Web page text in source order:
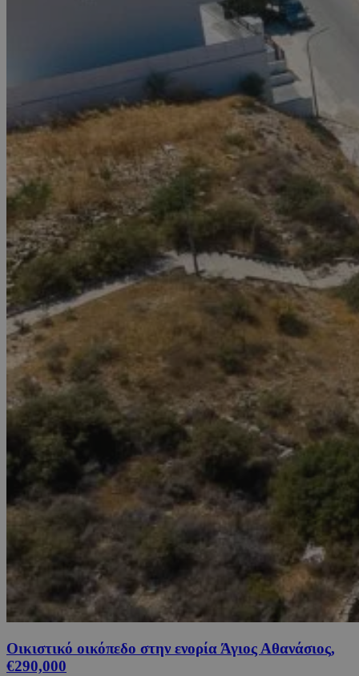
Οικιστικό οικόπεδο στην ενορία Άγιος Αθανάσιος,
€290,000